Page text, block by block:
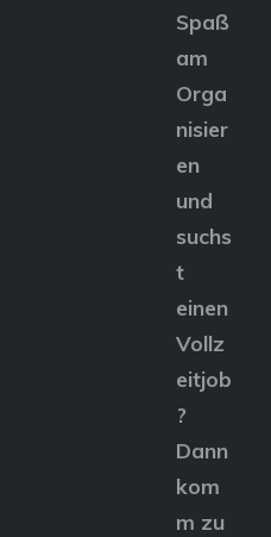
Spaß
am
Orga
nisier
en
und
suchs
t
einen
Vollz
eitjob
?
Dann
kom
m zu